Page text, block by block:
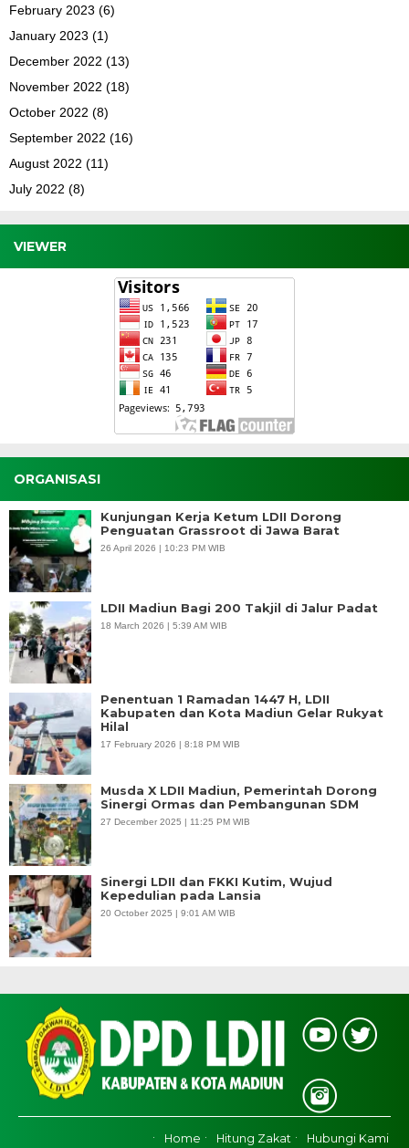
February 2023 (6)
January 2023 (1)
December 2022 (13)
November 2022 (18)
October 2022 (8)
September 2022 (16)
August 2022 (11)
July 2022 (8)
VIEWER
ORGANISASI
Kunjungan Kerja Ketum LDII Dorong
Penguatan Grassroot di Jawa Barat
26 April 2026 | 10:23 PM WIB
LDII Madiun Bagi 200 Takjil di Jalur Padat
18 March 2026 | 5:39 AM WIB
Penentuan 1 Ramadan 1447 H, LDII
Kabupaten dan Kota Madiun Gelar Rukyat
Hilal
17 February 2026 | 8:18 PM WIB
Musda X LDII Madiun, Pemerintah Dorong
Sinergi Ormas dan Pembangunan SDM
27 December 2025 | 11:25 PM WIB
Sinergi LDII dan FKKI Kutim, Wujud
Kepedulian pada Lansia
20 October 2025 | 9:01 AM WIB
Home Hitung Zakat Hubungi Kami